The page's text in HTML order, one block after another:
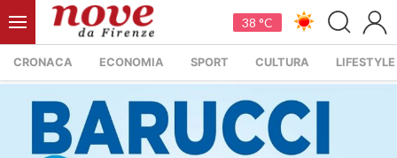
38 °C
CRONACA ECONOMIA SPORT CULTURA LIFESTYLE